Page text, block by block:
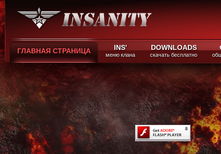
ГЛАВНАЯ СТРАНИЦА INS'
меню клана
DOWNLOADS
скачать бесплатно